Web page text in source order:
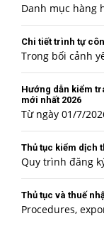
Danh mục hàng
Chi tiết trình tự
Trong bối cảnh
Hướng dẫn kiểm
mới nhất 2026
Từ ngày 01/7/
Thủ tục kiểm dịch
Quy trình đăng
Thủ tục và thuế
Procedures,